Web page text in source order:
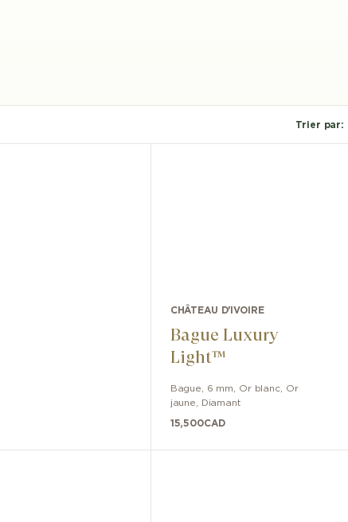
Trier par:
CHÂTEAU D'IVOIRE
Bague Luxury
Light™
Bague 6 mm
Or blanc, Or
jaune
Diamant
15,500CAD